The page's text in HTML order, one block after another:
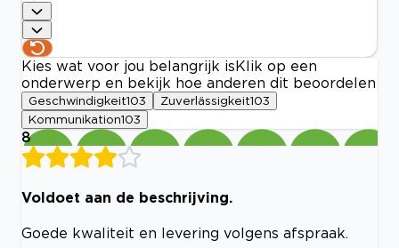
Kies wat voor jou belangrijk is Klik op een
onderwerp en bekijk hoe anderen dit beoordelen
Geschwindigkeit103 Zuverlässigkeit103
Kommunikation103
8
Voldoet aan de beschrijving.
Goede kwaliteit en levering volgens afspraak.